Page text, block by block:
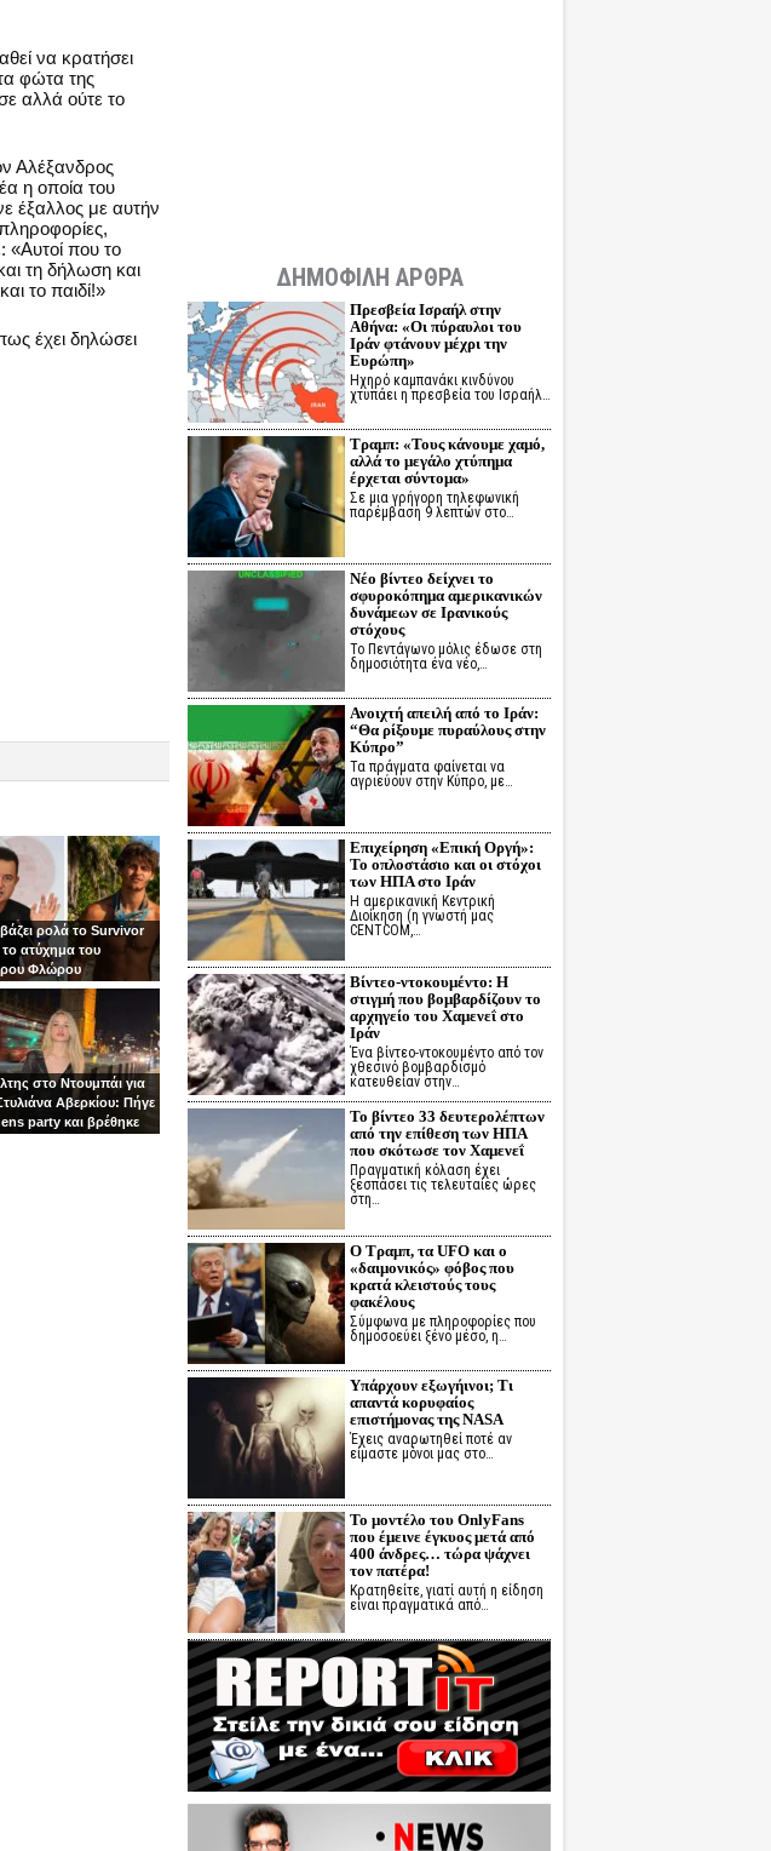
να κρατήσει
φώτα της
αλλά ούτε το
Αλέξανδρος
η οποία του
έξαλλος με αυτήν
«Αυτοί που το
τη δήλωση και
το παιδί!»
έχει δηλώσει
ρολά το Survivor
το ατύχημα του
Φλώρου
στο Ντουμπάι για
Αβερκίου: Πήγε
party και βρέθηκε
ΔΗΜΟΦΙΛΗ ΑΡΘΡΑ
Πρεσβεία Ισραήλ στην
Αθήνα: «Οι πύραυλοι του
Ιράν φτάνουν μέχρι την
Ευρώπη»
Ηχηρό καμπανάκι κινδύνου
χτυπάει η πρεσβεία του Ισραήλ…
Τραμπ: «Τους κάνουμε χαμό,
αλλά το μεγάλο χτύπημα
έρχεται σύντομα»
Σε μια γρήγορη τηλεφωνική
παρέμβαση 9 λεπτών στο…
Νέο βίντεο δείχνει το
σφυροκόπημα αμερικανικών
δυνάμεων σε Ιρανικούς
στόχους
Το Πεντάγωνο μόλις έδωσε στη
δημοσιότητα ένα νέο,…
Ανοιχτή απειλή από το Ιράν:
“Θα ρίξουμε πυραύλους στην
Κύπρο”
Τα πράγματα φαίνεται να
αγριεύουν στην Κύπρο, με…
Επιχείρηση «Επική Οργή»:
Το οπλοστάσιο και οι στόχοι
των ΗΠΑ στο Ιράν
Η αμερικανική Κεντρική
Διοίκηση (η γνωστή μας
CENTCOM,…
Βίντεο-ντοκουμέντο: Η
στιγμή που βομβαρδίζουν το
αρχηγείο του Χαμενεΐ στο
Ιράν
Ένα βίντεο-ντοκουμέντο από τον
χθεσινό βομβαρδισμό
κατευθείαν στην…
Το βίντεο 33 δευτερολέπτων
από την επίθεση των ΗΠΑ
που σκότωσε τον Χαμενεΐ
Πραγματική κόλαση έχει
ξεσπάσει τις τελευταίες ώρες
στη…
Ο Τραμπ, τα UFO και ο
«δαιμονικός» φόβος που
κρατά κλειστούς τους
φακέλους
Σύμφωνα με πληροφορίες που
δημοσοεύει ξένο μέσο, η…
Υπάρχουν εξωγήινοι; Τι
απαντά κορυφαίος
επιστήμονας της NASA
Έχεις αναρωτηθεί ποτέ αν
είμαστε μόνοι μας στο…
Το μοντέλο του OnlyFans
που έμεινε έγκυος μετά από
400 άνδρες… τώρα ψάχνει
τον πατέρα!
Κρατηθείτε, γιατί αυτή η είδηση
είναι πραγματικά από…